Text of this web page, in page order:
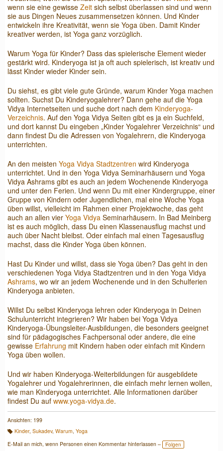
wenn sie eine gewisse Zeit sich selbst überlassen sind und wenn
sie aus Dingen Neues zusammensetzen können. Und Kinder
entwickeln ihre Kreativität, wenn sie Yoga üben. Damit Kinder
kreativer werden, ist Yoga ganz vorzüglich.
Warum Yoga für Kinder? Dass das spielerische Element wieder
gestärkt wird. Kinderyoga ist ja oft auch spielerisch, ist kreativ und
lässt Kinder wieder Kinder sein.
Du siehst, es gibt viele gute Gründe, warum Kinder Yoga machen
sollten. Suchst Du Kinderyogalehrer? Dann gehe auf die Yoga
Vidya Internetseiten und suche dort nach dem Kinderyoga-
Verzeichnis. Auf den Yoga Vidya Seiten gibt es ja ein Suchfeld,
und dort kannst Du eingeben „Kinder Yogalehrer Verzeichnis“ und
dann findest Du die Adressen von Yogalehrern, die Kinderyoga
unterrichten.
An den meisten Yoga Vidya Stadtzentren wird Kinderyoga
unterrichtet. Und in den Yoga Vidya Seminarhäusern und Yoga
Vidya Ashrams gibt es auch an jedem Wochenende Kinderyoga
und unter den Ferien. Und wenn Du mit einer Kindergruppe, einer
Gruppe von Kindern oder Jugendlichen, mal eine Woche Yoga
üben willst, vielleicht im Rahmen einer Projektwoche, das geht
auch an allen vier Yoga Vidya Seminarhäusern. In Bad Meinberg
ist es auch möglich, dass Du einen Klassenausflug machst und
auch über Nacht bleibst. Oder einfach mal einen Tagesausflug
machst, dass die Kinder Yoga üben können.
Hast Du Kinder und willst, dass sie Yoga üben? Das geht in den
verschiedenen Yoga Vidya Stadtzentren und in den Yoga Vidya
Ashrams, wo wir an jedem Wochenende und in den Schulferien
Kinderyoga anbieten.
Willst Du selbst Kinderyoga lehren oder Kinderyoga in Deinen
Schulunterricht integrieren? Wir haben bei Yoga Vidya
Kinderyoga-Übungsleiter-Ausbildungen, die besonders geeignet
sind für pädagogisches Fachpersonal oder andere, die eine
gewisse Erfahrung mit Kindern haben oder einfach mit Kindern
Yoga üben wollen.
Und wir haben Kinderyoga-Weiterbildungen für ausgebildete
Yogalehrer und Yogalehrerinnen, die einfach mehr lernen wollen,
wie man Kinderyoga unterrichtet. Alle Informationen darüber
findest Du auf www.yoga-vidya.de.
Ansichten: 199
T
a
g
Kinder, Sukadev, Warum, Yoga
E-Mail an mich, wenn Personen einen Kommentar hinterlassen –
Folgen